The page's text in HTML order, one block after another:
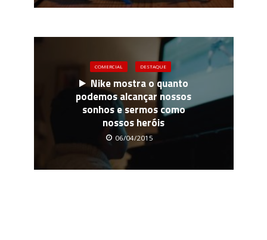
COMERCIAL DESTAQUE
Nike mostra o quanto
podemos alcançar nossos
sonhos e sermos como
nossos heróis
06/04/2015